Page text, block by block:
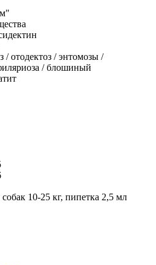
/ отодектоз / энтомозы /
/ блошиный
10-25 кг, пипетка 2,5 мл